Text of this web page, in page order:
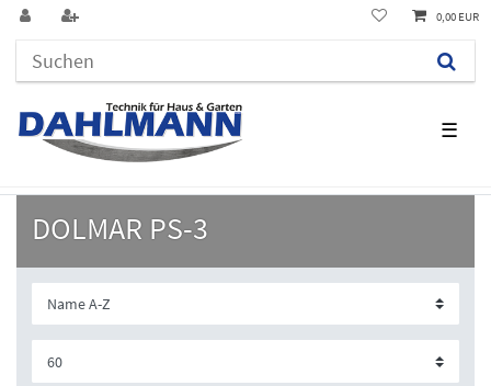
☰
0,00 EUR
DOLMAR PS-3